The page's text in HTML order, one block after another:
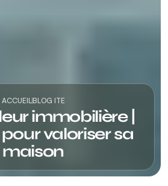
ACCUEILBLOG ITE
immobilière |
valoriser sa
maison